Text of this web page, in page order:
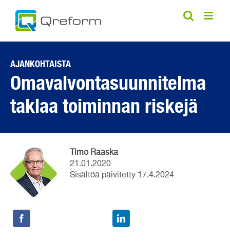
content
AJANKOHTAISTA
Omavalvontasuunnitelma
taklaa toiminnan riskejä
Timo Raaska
21.01.2020
Sisältöä päivitetty 17.4.2024